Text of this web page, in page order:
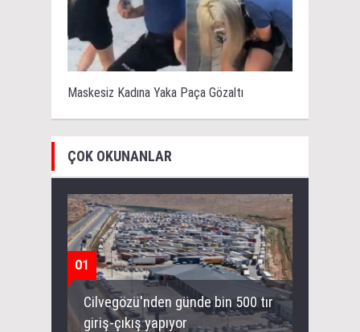
Maskesiz Kadına Yaka Paça Gözaltı
ÇOK OKUNANLAR
01
Cilvegözü'nden günde bin 500 tır
giriş-çıkış yapıyor